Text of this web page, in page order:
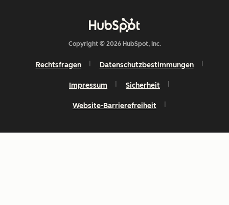
Copyright © 2026 HubSpot, Inc.
Rechtsfragen Datenschutzbestimmungen
Impressum Sicherheit
Website-Barrierefreiheit